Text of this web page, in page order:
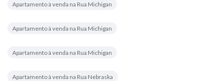
Apartamento à venda na Rua Michigan
Apartamento à venda na Rua Michigan
Apartamento à venda na Rua Michigan
Apartamento à venda na Rua Nebraska